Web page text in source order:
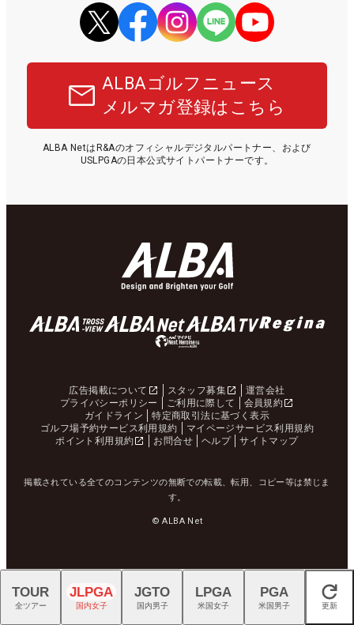
ALBAゴルフニュース
メルマガ登録はこちら
ALBA NetはR&Aのオフィシャルデジタルパートナー、および
USLPGAの日本公式サイトパートナーです。
広告掲載について スタッフ募集
運営会社
プライバシーポリシー
ご利用に際して
会員規約
ガイドライン
特定商取引法に基づく表示
ゴルフ場予約サービス利用規約
マイページサービス利用規約
ポイント利用規約
お問合せ ヘルプ サイトマップ
掲載されている全てのコンテンツの無断での転載、転用、コピー等は禁じま
す。
© ALBA Net
閉じる
TOUR
全ツアー
JLPGA
国内女子
JGTO
国内男子
LPGA
米国女子
PGA
米国男子 更新